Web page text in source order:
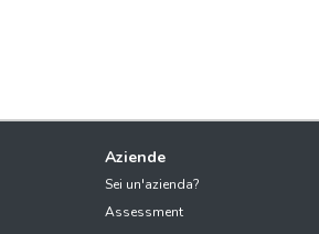
Aziende
Sei un'azienda?
Assessment